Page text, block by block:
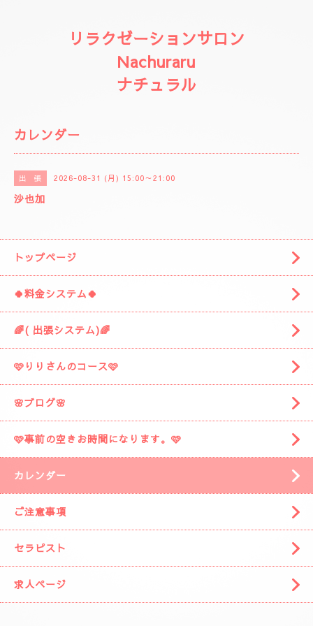
リラクゼーションサロン
Nachuraru
ナチュラル
カレンダー
出 張 2026-08-31 (月) 15:00～21:00
沙也加
トップページ
🍀料金システム🍀
🌈( 出張システム)🌈
🩷りりさんのコース🩷
🌸ブログ🌸
🩷事前の空きお時間になります。🩷
カレンダー
ご注意事項
セラピスト
求人ページ